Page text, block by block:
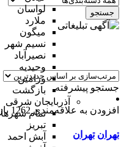
لواسان
ملارد
میگون
نسیم شهر
نصیرآباد
وحیدیه
ورامین
بازگشت
آذربایجان شرقی
تمام شهر‌ها
تبریز
آبش احمد
جستجو
جستجو پیشرفته
افزودن به علاقه‌مندی 1262 بازدید
تهران تهران